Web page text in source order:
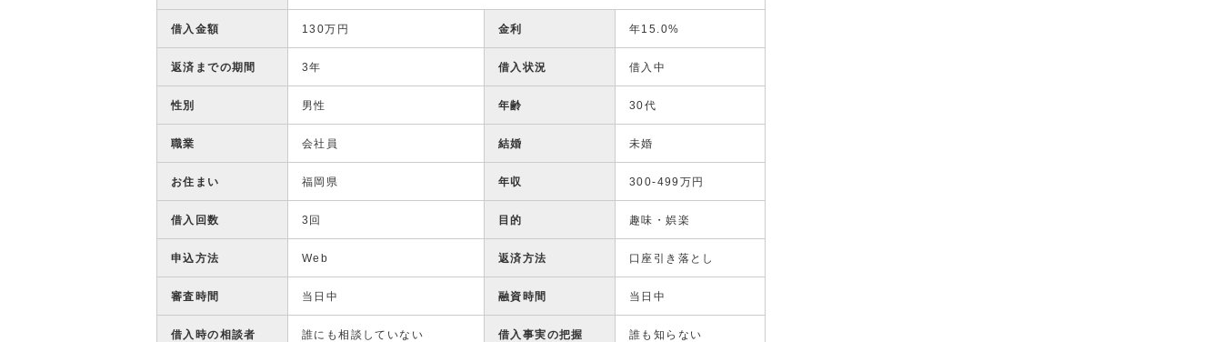
借入金額 130万円 金利 年15.0%
返済までの期間 3年 借入状況 借入中
性別 男性 年齢 30代
職業 会社員 結婚 未婚
お住まい 福岡県 年収 300-499万円
借入回数 3回 目的 趣味・娯楽
申込方法 Web 返済方法 口座引き落とし
審査時間 当日中 融資時間 当日中
借入時の相談者 誰にも相談していない 借入事実の把握 誰も知らない